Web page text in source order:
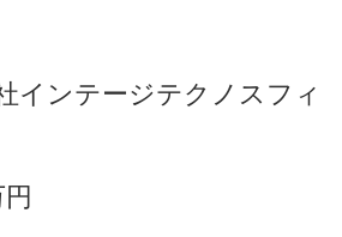
インテージテクノスフィ